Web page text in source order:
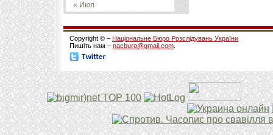
« Июл
Copyright © – Національне Бюро Розслідувань України
Пишіть нам – nacburo@gmail.com